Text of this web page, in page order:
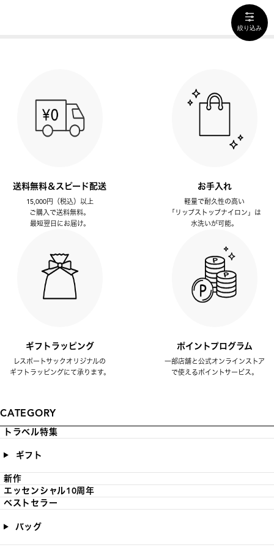
絞り込み
送料無料＆スピード配送
15,000円（税込）以上
ご購入で送料無料。
最短翌日にお届け。
お手入れ
軽量で耐久性の高い
「リップストップナイロン」は
水洗いが可能。
ギフトラッピング
レスポートサックオリジナルの
ギフトラッピングにて承ります。
ポイントプログラム
一部店舗と公式オンラインストア
で使えるポイントサービス。
CATEGORY
トラベル特集
ギフト
新作
エッセンシャル10周年
ベストセラー
バッグ